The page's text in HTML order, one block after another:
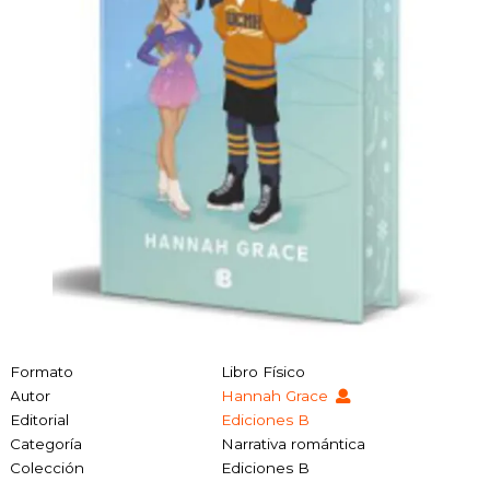
Formato
Libro Físico
Autor
Hannah Grace
Editorial
Ediciones B
Categoría
Narrativa romántica
Colección
Ediciones B